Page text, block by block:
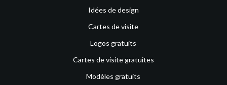
Idées de design
Cartes de visite
Logos gratuits
Cartes de visite gratuites
Modèles gratuits